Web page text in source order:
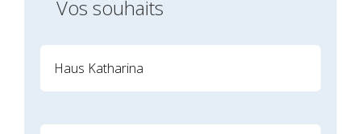
Vos souhaits